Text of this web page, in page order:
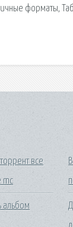
форматы,
все
mc
альбом